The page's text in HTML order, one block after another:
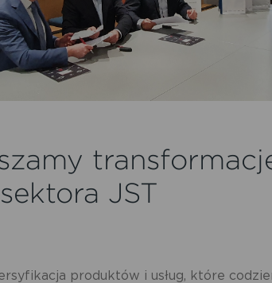
JST
produktów i usług, które